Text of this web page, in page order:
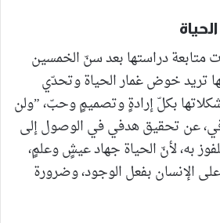
متابعة دراستها بعد سنّ الخمسين
تريد خوض غمار الحياة وتحدّي
بكلّ إرادةٍ وتصميمٍ وحبّ، ”ولن
عن تحقيق هدفي في الوصول إلى
به، لأنّ الحياة جهاد عيشٍ وعلمٍ،
الإنسان بفعل الوجود، وضرورة